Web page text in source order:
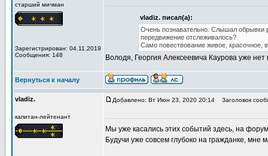
старший мичман
Зарегистрирован: 04.11.2019
Сообщения: 148
vladiz. писал(а):
Очень познавательно. Слышал обрывки
передвижение отслеживалось?
Само повествование живое, красочное,
Володя, Георгия Алексеевича Каурова уже
Вернуться к началу
vladiz.
капитан-лейтенант
Добавлено: Вт Июн 23, 2020 20:14 Заголовок
Мы уже касались этих событий здесь, на
Будучи уже совсем глубоко на гражданке,